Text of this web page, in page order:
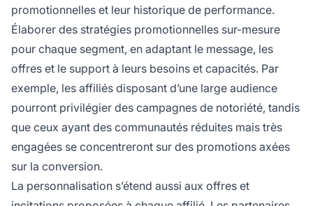
promotionnelles et leur historique de performance.
Élaborer des stratégies promotionnelles sur-mesure
pour chaque segment, en adaptant le message, les
offres et le support à leurs besoins et capacités. Par
exemple, les affiliés disposant d’une large audience
pourront privilégier des campagnes de notoriété, tandis
que ceux ayant des communautés réduites mais très
engagées se concentreront sur des promotions axées
sur la conversion.
La personnalisation s’étend aussi aux offres et